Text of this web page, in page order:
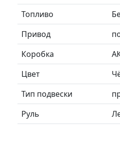
Топливо
Привод
Коробка
Цвет
Тип подвески
Руль